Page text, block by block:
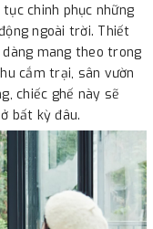
chinh phục những
ngoài trời. Thiết
mang theo trong
cắm trại, sân vườn
chiếc ghế này sẽ
bất kỳ đâu.